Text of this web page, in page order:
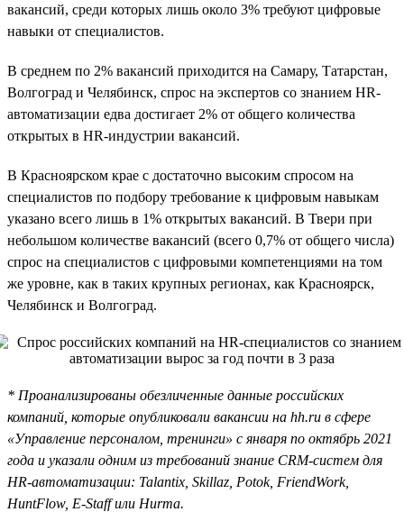
вакансий, среди которых лишь около 3% требуют цифровые
навыки от специалистов.
В среднем по 2% вакансий приходится на Самару, Татарстан,
Волгоград и Челябинск, спрос на экспертов со знанием HR-
автоматизации едва достигает 2% от общего количества
открытых в HR-индустрии вакансий.
В Красноярском крае с достаточно высоким спросом на
специалистов по подбору требование к цифровым навыкам
указано всего лишь в 1% открытых вакансий. В Твери при
небольшом количестве вакансий (всего 0,7% от общего числа)
спрос на специалистов с цифровыми компетенциями на том
же уровне, как в таких крупных регионах, как Красноярск,
Челябинск и Волгоград.
* Проанализированы обезличенные данные российских
компаний, которые опубликовали вакансии на hh.ru в сфере
«Управление персоналом, тренинги» с января по октябрь 2021
года и указали одним из требований знание CRM-систем для
HR-автоматизации: Talantix, Skillaz, Potok, FriendWork,
HuntFlow, E-Staff или Hurma.